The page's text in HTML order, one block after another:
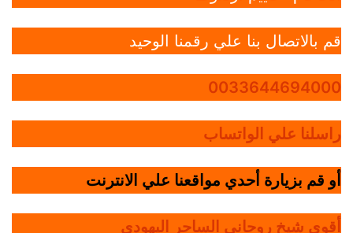
قم بالاتصال بنا علي رقمنا الوحيد
0033644694000
راسلنا علي الواتساب
أو قم بزيارة أحدي مواقعنا علي الانترنت
أقوي شيخ روحاني الساحر اليهودي